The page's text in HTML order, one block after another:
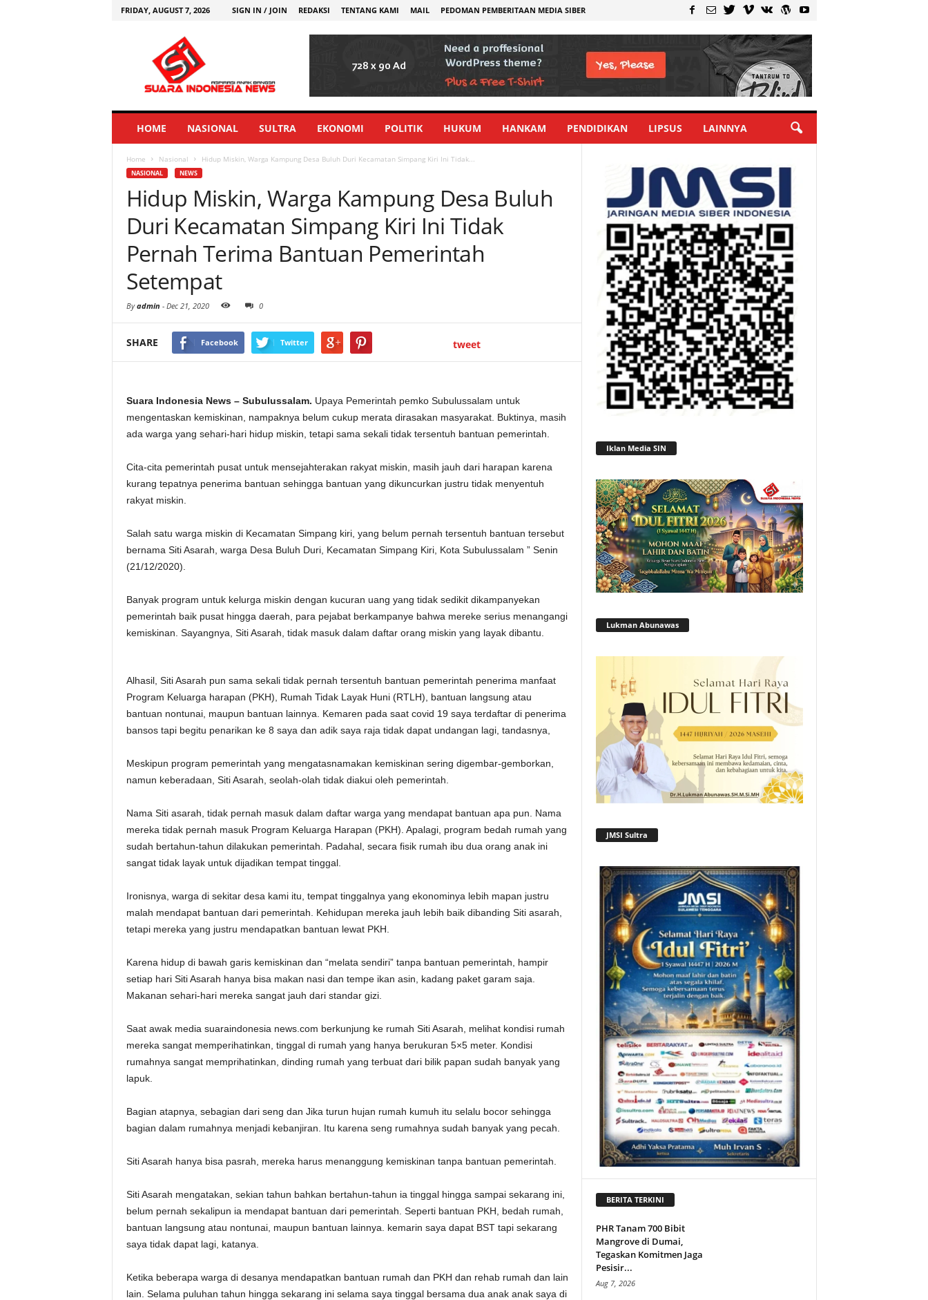
FRIDAY, AUGUST 7, 2026 SIGN IN / JOIN REDAKSI TENTANG KAMI MAIL PEDOMAN PEMBERITAAN MEDIA SIBER
HOME NASIONAL SULTRA EKONOMI POLITIK HUKUM HANKAM PENDIDIKAN LIPSUS LAINNYA
Home Nasional Hidup Miskin, Warga Kampung Desa Buluh Duri Kecamatan Simpang Kiri Ini Tidak...
NASIONAL NEWS
Hidup Miskin, Warga Kampung Desa Buluh
Duri Kecamatan Simpang Kiri Ini Tidak
Pernah Terima Bantuan Pemerintah
Setempat
Byadmin - Dec 21, 2020 0
SHARE Facebook Twitter tweet
Suara Indonesia News – Subulussalam. Upaya Pemerintah pemko Subulussalam untuk
mengentaskan kemiskinan, nampaknya belum cukup merata dirasakan masyarakat. Buktinya, masih
ada warga yang sehari-hari hidup miskin, tetapi sama sekali tidak tersentuh bantuan pemerintah.
Cita-cita pemerintah pusat untuk mensejahterakan rakyat miskin, masih jauh dari harapan karena
kurang tepatnya penerima bantuan sehingga bantuan yang dikuncurkan justru tidak menyentuh
rakyat miskin.
Salah satu warga miskin di Kecamatan Simpang kiri, yang belum pernah tersentuh bantuan tersebut
bernama Siti Asarah, warga Desa Buluh Duri, Kecamatan Simpang Kiri, Kota Subulussalam ” Senin
(21/12/2020).
Banyak program untuk kelurga miskin dengan kucuran uang yang tidak sedikit dikampanyekan
pemerintah baik pusat hingga daerah, para pejabat berkampanye bahwa mereke serius menangangi
kemiskinan. Sayangnya, Siti Asarah, tidak masuk dalam daftar orang miskin yang layak dibantu.
Alhasil, Siti Asarah pun sama sekali tidak pernah tersentuh bantuan pemerintah penerima manfaat
Program Keluarga harapan (PKH), Rumah Tidak Layak Huni (RTLH), bantuan langsung atau
bantuan nontunai, maupun bantuan lainnya. Kemaren pada saat covid 19 saya terdaftar di penerima
bansos tapi begitu penarikan ke 8 saya dan adik saya raja tidak dapat undangan lagi, tandasnya,
Meskipun program pemerintah yang mengatasnamakan kemiskinan sering digembar-gemborkan,
namun keberadaan, Siti Asarah, seolah-olah tidak diakui oleh pemerintah.
Nama Siti asarah, tidak pernah masuk dalam daftar warga yang mendapat bantuan apa pun. Nama
mereka tidak pernah masuk Program Keluarga Harapan (PKH). Apalagi, program bedah rumah yang
sudah bertahun-tahun dilakukan pemerintah. Padahal, secara fisik rumah ibu dua orang anak ini
sangat tidak layak untuk dijadikan tempat tinggal.
Ironisnya, warga di sekitar desa kami itu, tempat tinggalnya yang ekonominya lebih mapan justru
malah mendapat bantuan dari pemerintah. Kehidupan mereka jauh lebih baik dibanding Siti asarah,
tetapi mereka yang justru mendapatkan bantuan lewat PKH.
Karena hidup di bawah garis kemiskinan dan “melata sendiri” tanpa bantuan pemerintah, hampir
setiap hari Siti Asarah hanya bisa makan nasi dan tempe ikan asin, kadang paket garam saja.
Makanan sehari-hari mereka sangat jauh dari standar gizi.
Saat awak media suaraindonesia news.com berkunjung ke rumah Siti Asarah, melihat kondisi rumah
mereka sangat memperihatinkan, tinggal di rumah yang hanya berukuran 5×5 meter. Kondisi
rumahnya sangat memprihatinkan, dinding rumah yang terbuat dari bilik papan sudah banyak yang
lapuk.
Bagian atapnya, sebagian dari seng dan Jika turun hujan rumah kumuh itu selalu bocor sehingga
bagian dalam rumahnya menjadi kebanjiran. Itu karena seng rumahnya sudah banyak yang pecah.
Siti Asarah hanya bisa pasrah, mereka harus menanggung kemiskinan tanpa bantuan pemerintah.
Siti Asarah mengatakan, sekian tahun bahkan bertahun-tahun ia tinggal hingga sampai sekarang ini,
belum pernah sekalipun ia mendapat bantuan dari pemerintah. Seperti bantuan PKH, bedah rumah,
bantuan langsung atau nontunai, maupun bantuan lainnya. kemarin saya dapat BST tapi sekarang
saya tidak dapat lagi, katanya.
Ketika beberapa warga di desanya mendapatkan bantuan rumah dan PKH dan rehab rumah dan lain
lain. Selama puluhan tahun hingga sekarang ini selama saya tinggal bersama dua anak anak saya di
Iklan Media SIN
Lukman Abunawas
JMSI Sultra
BERITA TERKINI
PHR Tanam 700 Bibit
Mangrove di Dumai,
Tegaskan Komitmen Jaga
Pesisir...
Aug 7, 2026